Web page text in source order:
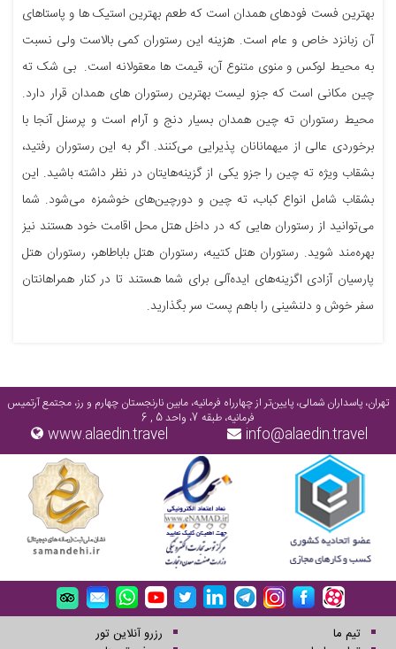
بهترین فست فودهای همدان است که طعم بهترین استیک ها و پاستاهای
آن زبانزد خاص و عام است. هزینه این رستوران کمی بالاست ولی نسبت
به محیط لوکس و منوی متنوع آن، قیمت ها معقولانه است. بی شک ته
چین مکانی است که جزو لیست بهترین رستوران های همدان قرار دارد.
محیط رستوران ته چین همدان بسیار دنج و آرام است و پرسنل آنجا با
برخوردی عالی از میهمانانان پذیرایی می‌کنند. اگر به این رستوران رفتید،
بشقاب ویژه ته چین را جزو یکی از گزینه‌هایتان در نظر داشته باشید. این
بشقاب شامل انواع کباب، ته چین و دورچین‌های خوشمزه می‌شود. شما
می‌توانید از رستوران هایی که در داخل هتل محل اقامت خود هستند نیز
بهره‌مند شوید. رستوران هتل کتیبه، رستوران هتل باباطاهر، رستوران هتل
پارسیان آزادی اگزینه‌های ایده‌آلی برای شما هستند تا در کنار همراهانتان
سفر خوش و دلنشینی را باهم پست سر بگذارید.
تهران، پاسداران شمالی، پایین‌تر از چهارراه فرمانیه، مابین نارنجستان چهارم و رز، مجتمع آرتمیس
فرمانیه، طبقه 7، واحد 5 , 6
info@alaedin.travel
www.alaedin.travel
تیم ما
رزرو آنلاین تور